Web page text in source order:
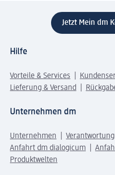
Jetzt Mein dm
Hilfe
Vorteile & Services
Lieferung & Versand
Unternehmen dm
Unternehmen Verantwortung
Anfahrt dm dialogicum
Produktwelten